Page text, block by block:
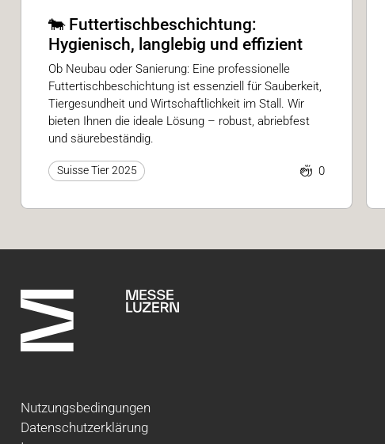
🐄 Futtertischbeschichtung:
Hygienisch, langlebig und effizient
Ob Neubau oder Sanierung: Eine professionelle
Futtertischbeschichtung ist essenziell für Sauberkeit,
Tiergesundheit und Wirtschaftlichkeit im Stall. Wir
bieten Ihnen die ideale Lösung – robust, abriebfest
und säurebeständig.
Suisse Tier 2025 0
Nutzungsbedingungen
Datenschutzerklärung